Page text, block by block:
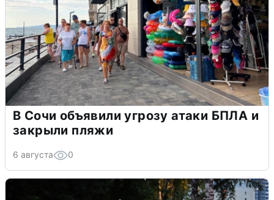
В Сочи объявили угрозу атаки БПЛА и
закрыли пляжи
6 августа 0